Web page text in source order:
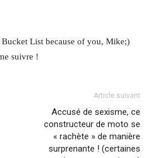
List because of you, Mike;)
suivre !
Article suivant
Accusé de sexisme, ce
constructeur de moto se
« rachète » de manière
surprenante ! (certaines